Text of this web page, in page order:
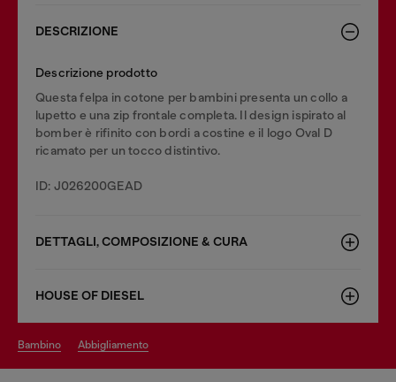
DESCRIZIONE
Descrizione prodotto
Questa felpa in cotone per bambini presenta un collo a
lupetto e una zip frontale completa. Il design ispirato al
bomber è rifinito con bordi a costine e il logo Oval D
ricamato per un tocco distintivo.
ID: J026200GEAD
DETTAGLI, COMPOSIZIONE & CURA
HOUSE OF DIESEL
bambino abbigliamento